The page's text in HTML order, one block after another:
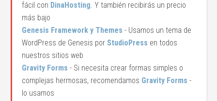
fácil con DinaHosting. Y también recibirás un precio
más bajo
Genesis Framework y Themes - Usamos un tema de
WordPress de Genesis por StudioPress en todos
nuestros sitios web
Gravity Forms - Si necesita crear formas simples o
complejas hermosas, recomendamos Gravity Forms -
lo usamos